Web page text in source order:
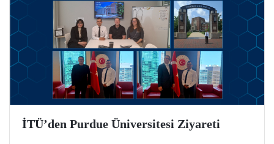
İTÜ’den Purdue Üniversitesi Ziyareti